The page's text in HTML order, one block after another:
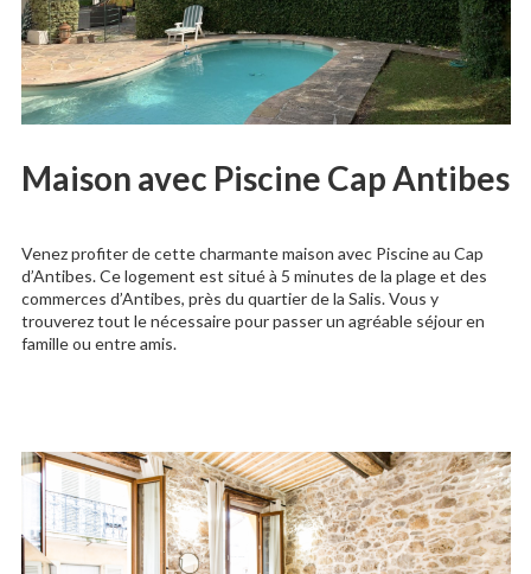
Maison avec Piscine Cap Antibes
Venez profiter de cette charmante maison avec Piscine au Cap
d’Antibes. Ce logement est situé à 5 minutes de la plage et des
commerces d’Antibes, près du quartier de la Salis. Vous y
trouverez tout le nécessaire pour passer un agréable séjour en
famille ou entre amis.